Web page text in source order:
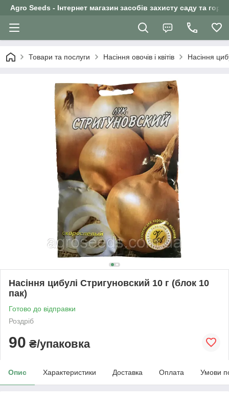
Agro Seeds - Інтернет магазин засобів захисту саду та
Товари та послуги Насіння овочів і квітів Насіння
Насіння цибулі Стригуновский 10 г (блок 10
пак)
Готово до відправки
Роздріб
90 ₴/упаковка
Опис Характеристики Доставка Оплата Умови